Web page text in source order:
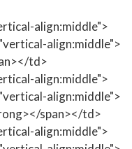
align:middle">
align:middle">
td>
align:middle">
align:middle">
span></td>
align:middle">